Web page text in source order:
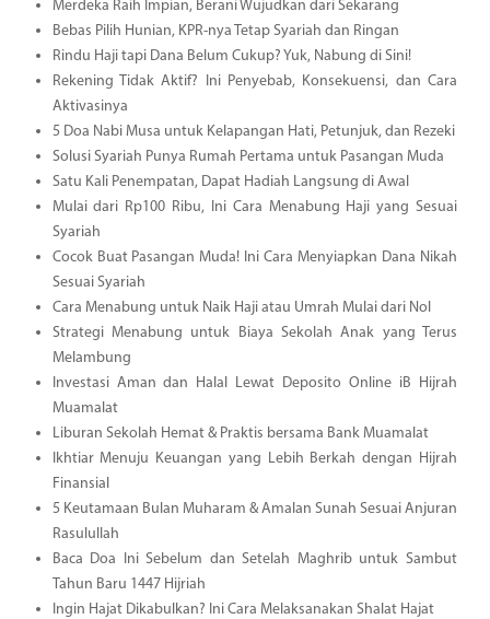
Merdeka Raih Impian, Berani Wujudkan dari Sekarang
Bebas Pilih Hunian, KPR-nya Tetap Syariah dan Ringan
Rindu Haji tapi Dana Belum Cukup? Yuk, Nabung di Sini!
Rekening Tidak Aktif? Ini Penyebab, Konsekuensi, dan Cara
Aktivasinya
5 Doa Nabi Musa untuk Kelapangan Hati, Petunjuk, dan Rezeki
Solusi Syariah Punya Rumah Pertama untuk Pasangan Muda
Satu Kali Penempatan, Dapat Hadiah Langsung di Awal
Mulai dari Rp100 Ribu, Ini Cara Menabung Haji yang Sesuai
Syariah
Cocok Buat Pasangan Muda! Ini Cara Menyiapkan Dana Nikah
Sesuai Syariah
Cara Menabung untuk Naik Haji atau Umrah Mulai dari Nol
Strategi Menabung untuk Biaya Sekolah Anak yang Terus
Melambung
Investasi Aman dan Halal Lewat Deposito Online iB Hijrah
Muamalat
Liburan Sekolah Hemat & Praktis bersama Bank Muamalat
Ikhtiar Menuju Keuangan yang Lebih Berkah dengan Hijrah
Finansial
5 Keutamaan Bulan Muharam & Amalan Sunah Sesuai Anjuran
Rasulullah
Baca Doa Ini Sebelum dan Setelah Maghrib untuk Sambut
Tahun Baru 1447 Hijriah
Ingin Hajat Dikabulkan? Ini Cara Melaksanakan Shalat Hajat